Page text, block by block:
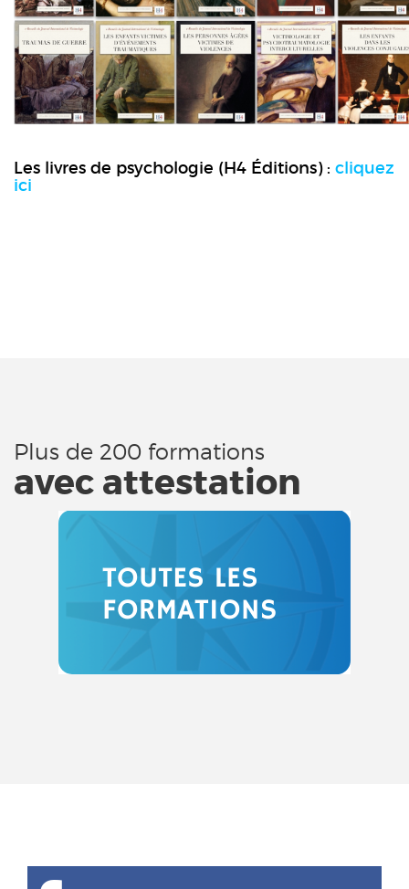
Les livres de psychologie (H4 Éditions) : cliquez
ici
Plus de 200 formations
avec attestation